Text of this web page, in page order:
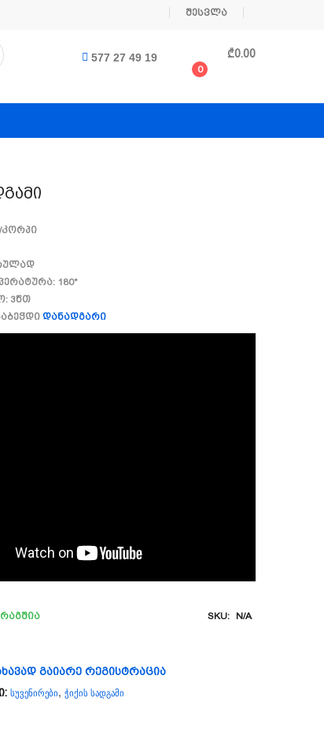
შესვლა
₾0.00
0
577 27 49 19
კორპი
180°
3წთ
დანადგარი
SKU: N/A
გაიარე რეგისტრაცია
სუვენირები, ჭიქის სადგამი